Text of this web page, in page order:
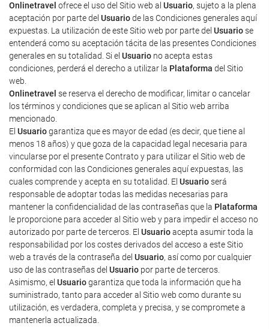
Onlinetravel ofrece el uso del Sitio web al Usuario, sujeto a la plena
aceptación por parte del Usuariode las Condiciones generales aquí
expuestas. La utilización de este Sitio web por parte del Usuariose
entenderá como su aceptación tácita de las presentes Condiciones
generales en su totalidad. Si el Usuario no acepta estas
condiciones, perderá el derecho a utilizar la Plataforma del Sitio
web.
Onlinetravel se reserva el derecho de modificar, limitar o cancelar
los términos y condiciones que se aplican al Sitio web arriba
mencionado.
El Usuariogarantiza que es mayor de edad (es decir, que tiene al
menos 18 años) y que goza de la capacidad legal necesaria para
vincularse por el presente Contrato y para utilizar el Sitio web de
conformidad con las Condiciones generales aquí expuestas, las
cuales comprende y acepta en su totalidad. El Usuarioserá
responsable de adoptar todas las medidas necesarias para
mantener la confidencialidad de las contraseñas que la Plataforma
le proporcione para acceder al Sitio web y para impedir el acceso no
autorizado por parte de terceros. El Usuarioacepta asumir toda la
responsabilidad por los costes derivados del acceso a este Sitio
web a través de la contraseña del Usuario, así como por cualquier
uso de las contraseñas del Usuario por parte de terceros.
Asimismo, el Usuariogarantiza que toda la información que ha
suministrado, tanto para acceder al Sitio web como durante su
utilización, es verdadera, completa y precisa, y se compromete a
mantenerla actualizada.